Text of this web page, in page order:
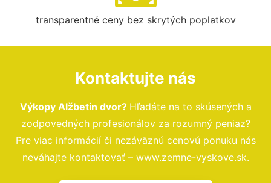
transparentné ceny bez skrytých poplatkov
Kontaktujte nás
Výkopy Alžbetin dvor? Hľadáte na to skúsených a
zodpovedných profesionálov za rozumný peniaz?
Pre viac informácií či nezáväznú cenovú ponuku nás
neváhajte kontaktovať – www.zemne-vyskove.sk.